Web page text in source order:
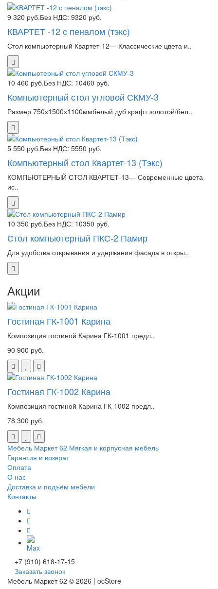
9 320 руб.Без НДС: 9320 руб.
КВАРТЕТ -12 с пеналом (тэкс)
Стол компьютерный Квартет-12— Классические цвета и..
10 460 руб.Без НДС: 10460 руб.
Компьютерный стол угловой СКМУ-3
Размер 750х1500х1100ммбелый дуб крафт золотой/бел..
5 550 руб.Без НДС: 5550 руб.
Компьютерный стол Квартет-13 (Тэкс)
КОМПЬЮТЕРНЫЙ СТОЛ КВАРТЕТ-13— Современные цвета
ис..
10 350 руб.Без НДС: 10350 руб.
Стол компьютерный ПКС-2 Памир
Для удобства открывания и удержания фасада в откры..
Акции
Гостиная ГК-1001 Карина
Композиция гостиной Карина ГК-1001 предл..
90 900 руб.
Гостиная ГК-1002 Карина
Композиция гостиной Карина ГК-1002 предл..
78 300 руб.
Мебель Маркет 62 Мягкая и корпусная мебель
Гарантия и возврат
Оплата
О нас
Доставка и подъём мебели
Контакты
+7 (910) 618-17-15
Заказать звонок
Мебель Маркет 62 © 2026 | ocStore